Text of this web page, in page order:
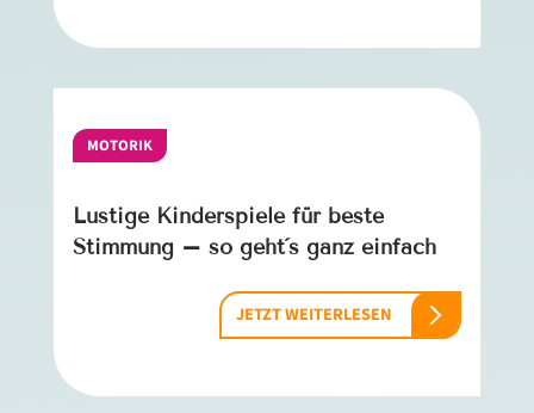
MOTORIK
Lustige Kinderspiele für beste
Stimmung – so geht´s ganz einfach
JETZT WEITERLESEN